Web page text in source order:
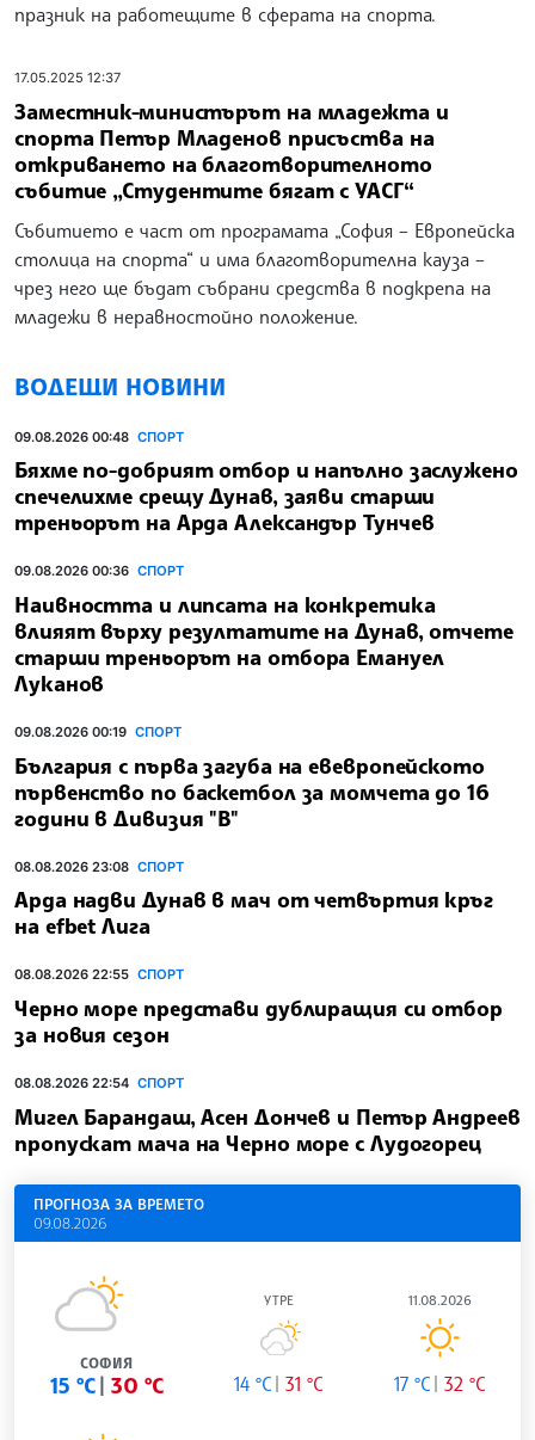
празник на работещите в сферата на спорта.
17.05.2025 12:37
Заместник-министърът на младежта и
спорта Петър Младенов присъства на
откриването на благотворителното
събитие „Студентите бягат с УАСГ“
Събитието е част от програмата „София – Европейска
столица на спорта“ и има благотворителна кауза –
чрез него ще бъдат събрани средства в подкрепа на
младежи в неравностойно положение.
ВОДЕЩИ НОВИНИ
09.08.2026 00:48 СПОРТ
Бяхме по-добрият отбор и напълно заслужено
спечелихме срещу Дунав, заяви старши
треньорът на Арда Александър Тунчев
09.08.2026 00:36 СПОРТ
Наивността и липсата на конкретика
влияят върху резултатите на Дунав, отчете
старши треньорът на отбора Емануел
Луканов
09.08.2026 00:19 СПОРТ
България с първа загуба на евевропейското
първенство по баскетбол за момчета до 16
години в Дивизия "В"
08.08.2026 23:08 СПОРТ
Арда надви Дунав в мач от четвъртия кръг
на efbet Лига
08.08.2026 22:55 СПОРТ
Черно море представи дублиращия си отбор
за новия сезон
08.08.2026 22:54 СПОРТ
Мигел Барандаш, Асен Дончев и Петър Андреев
пропускат мача на Черно море с Лудогорец
ПРОГНОЗА ЗА ВРЕМЕТО
09.08.2026
СОФИЯ
15 °C 30 °C
УТРЕ
14 °C 31 °C
11.08.2026
17 °C 32 °C